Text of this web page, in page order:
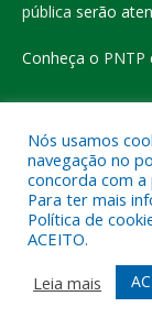
pública serão
Conheça o PNTP
Todos os direitos
Mapa do
Nós usamos
navegação no
concorda com
Para ter mais
Política de
ACEITO.
Leia mais